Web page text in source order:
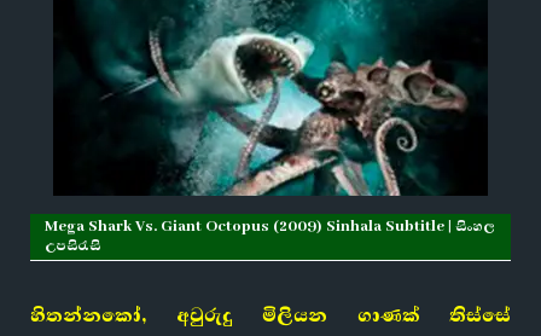
Mega Shark Vs. Giant Octopus (2009) Sinhala Subtitle | සිංහල
උපසිරැසි
හිතන්නකෝ, අවුරුදු මිලියන ගාණක් තිස්සේ